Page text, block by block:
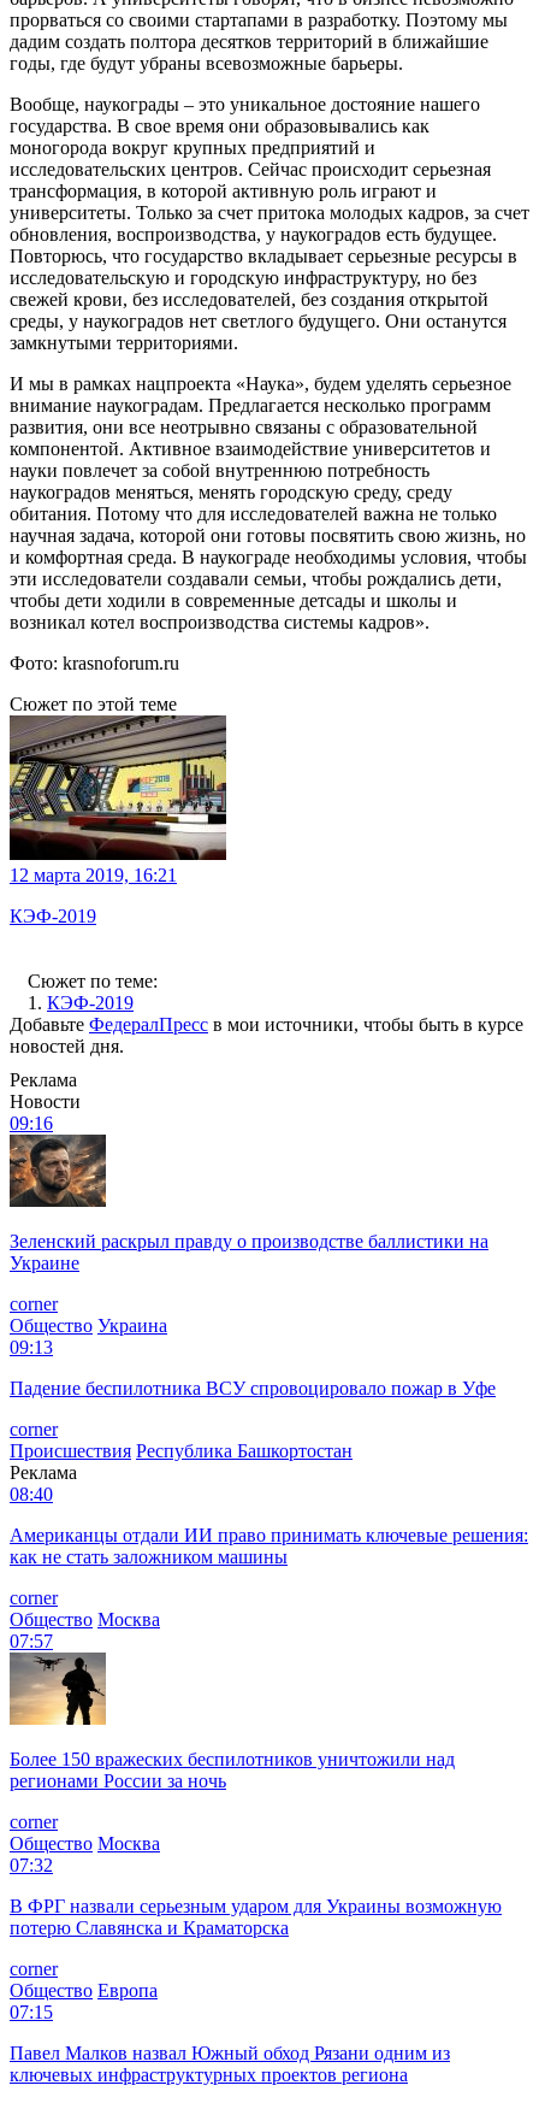
прорваться со своими стартапами в разработку. Поэтому мы
дадим создать полтора десятков территорий в ближайшие
годы, где будут убраны всевозможные барьеры.
Вообще, наукограды – это уникальное достояние нашего
государства. В свое время они образовывались как
моногорода вокруг крупных предприятий и
исследовательских центров. Сейчас происходит серьезная
трансформация, в которой активную роль играют и
университеты. Только за счет притока молодых кадров, за счет
обновления, воспроизводства, у наукоградов есть будущее.
Повторюсь, что государство вкладывает серьезные ресурсы в
исследовательскую и городскую инфраструктуру, но без
свежей крови, без исследователей, без создания открытой
среды, у наукоградов нет светлого будущего. Они останутся
замкнутыми территориями.
И мы в рамках нацпроекта «Наука», будем уделять серьезное
внимание наукоградам. Предлагается несколько программ
развития, они все неотрывно связаны с образовательной
компонентой. Активное взаимодействие университетов и
науки повлечет за собой внутреннюю потребность
наукоградов меняться, менять городскую среду, среду
обитания. Потому что для исследователей важна не только
научная задача, которой они готовы посвятить свою жизнь, но
и комфортная среда. В наукограде необходимы условия, чтобы
эти исследователи создавали семьи, чтобы рождались дети,
чтобы дети ходили в современные детсады и школы и
возникал котел воспроизводства системы кадров».
Фото: krasnoforum.ru
Сюжет по этой теме
12 марта 2019, 16:21
КЭФ-2019
Сюжет по теме:
1. КЭФ-2019
Добавьте ФедералПресс в мои источники, чтобы быть в курсе
новостей дня.
Реклама
Новости
09:16
Зеленский раскрыл правду о производстве баллистики на
Украине
corner
Общество Украина
09:13
Падение беспилотника ВСУ спровоцировало пожар в Уфе
corner
Происшествия Республика Башкортостан
Реклама
08:40
Американцы отдали ИИ право принимать ключевые решения:
как не стать заложником машины
corner
Общество Москва
07:57
Более 150 вражеских беспилотников уничтожили над
регионами России за ночь
corner
Общество Москва
07:32
В ФРГ назвали серьезным ударом для Украины возможную
потерю Славянска и Краматорска
corner
Общество Европа
07:15
Павел Малков назвал Южный обход Рязани одним из
ключевых инфраструктурных проектов региона